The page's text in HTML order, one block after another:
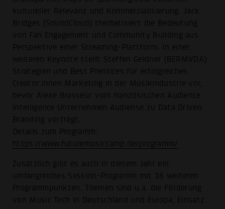
kultureller Relevanz und Kommerzialisierung. Jack
Bridges (SoundCloud) thematisiert die Bedeutung
von Fan Engagement und Community Building aus
Perspektive einer Streaming-Plattform. In einer
weiteren Keynote stellt Steffen Geldner (BERMVDA)
Strategien und Best Prentices für erfolgreiches
Creator:innen Marketing in der Musikindustrie vor,
bevor Alexe Brasseur vom französischen Audience
Intelligence Unternehmen Audiense zu Data Driven
Branding vorträgt.
Details zum Programm:
https://www.futuremusiccamp.de/programm/
Zusätzlich gibt es auch in diesem Jahr ein
umfangreiches Session-Programm mit 16 weiteren
Programmpunkten. Themen sind u.a. die Förderung
von Music Tech in Deutschland und Europa, Einsatz